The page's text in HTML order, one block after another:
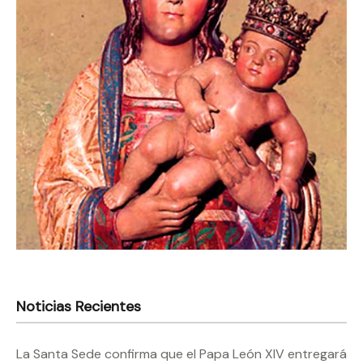
Noticias Recientes
La Santa Sede confirma que el Papa León XIV entregará